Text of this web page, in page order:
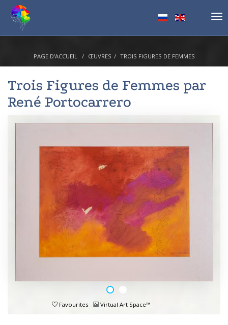
PAGE D'ACCUEIL ŒUVRES TROIS FIGURES DE FEMMES
Trois Figures de Femmes par
René Portocarrero
Favourites Virtual Art Space™